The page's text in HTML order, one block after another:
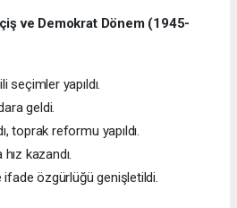
ve Demokrat Dönem (1945-
seçimler yapıldı.
geldi.
toprak reformu yapıldı.
kazandı.
ifade özgürlüğü genişletildi.